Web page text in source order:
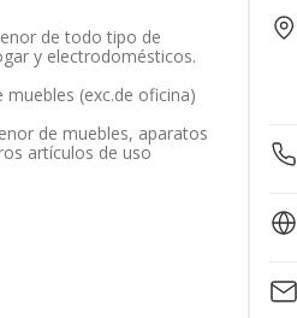
de todo tipo de
y electrodomésticos.
(exc.de oficina)
de muebles, aparatos
artículos de uso